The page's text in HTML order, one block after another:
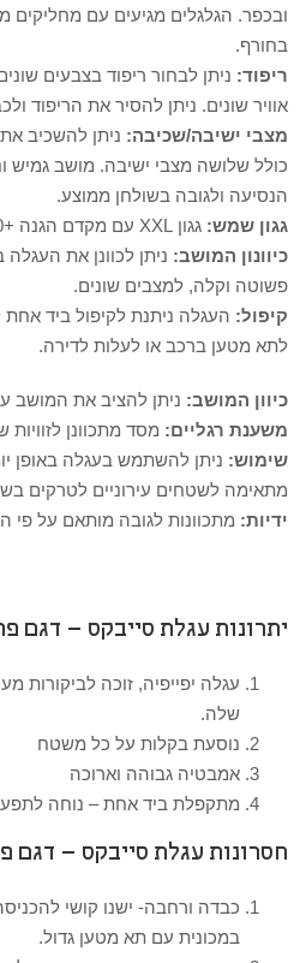
ובכפר. הגלגלים מגיעים עם מחליקים
בחורף.
ריפוד: ניתן לבחור ריפוד בצבעים
אוויר שונים. ניתן להסיר את הריפוד
מצבי ישיבה/שכיבה: ניתן להשכיב
כולל שלושה מצבי ישיבה. מושב גמיש
הנסיעה ולגובה בשולחן ממוצע.
גגון שמש: גגון XXL עם מקדם הגנה +OPV50
כיוונון המושב: ניתן לכוונן את
פשוטה וקלה, למצבים שונים.
קיפול: העגלה ניתנת לקיפול ביד
לתא מטען ברכב או לעלות לדירה.
כיוון המושב: ניתן להציב את המושב
משענת רגליים: מסד מתכוונן לזוויות
שימוש: ניתן להשתמש בעגלה באופן
מתאימה לשטחים עירוניים לטרקים
ידיות: מתכוונות לגובה מותאם על פי
יתרונות עגלת סייבקס – דגם
עגלה יפייפיה, זוכה לביקורות
שלה.
נוסעת בקלות על כל משטח
אמבטיה גבוהה וארוכה
מתקפלת ביד אחת – נוחה
חסרונות עגלת סייבקס – דגם
כבדה ורחבה- ישנו קושי
במכונית עם תא מטען גדול.